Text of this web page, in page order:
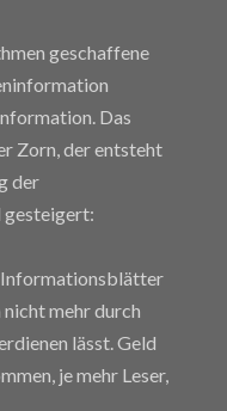
geschaffene
Das
Zorn, der entsteht
der
Informationsblätter
nicht mehr durch
lässt. Geld
je mehr Leser,